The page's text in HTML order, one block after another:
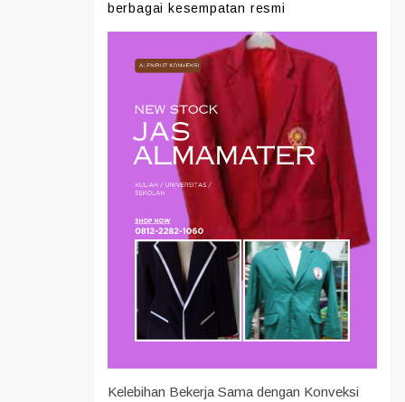
berbagai kesempatan resmi
Kelebihan Bekerja Sama dengan Konveksi